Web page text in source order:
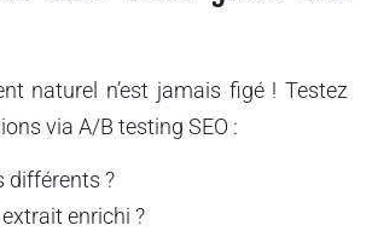
naturel n’est jamais figé ! Testez
via A/B testing SEO :
différents ?
enrichi ?